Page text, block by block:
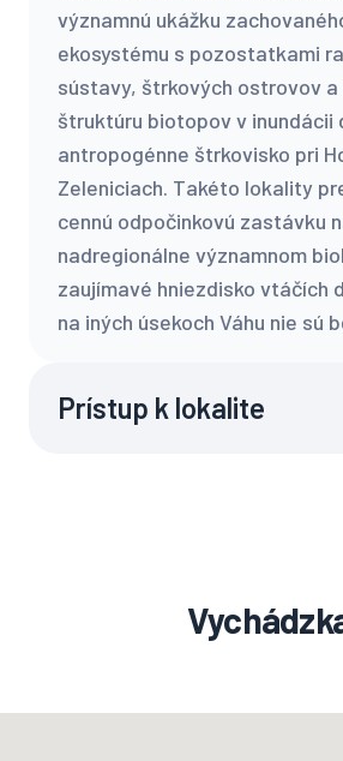
významnú ukážku
ekosystému s pozostatkami
sústavy, štrkových ostrovov a
štruktúru biotopov v inundácii
antropogénne štrkovisko pri
Zeleniciach. Takéto lokality
cennú odpočinkovú zastávku
nadregionálne významnom
zaujímavé hniezdisko vtáčích
na iných úsekoch Váhu nie sú
Prístup k lokalite